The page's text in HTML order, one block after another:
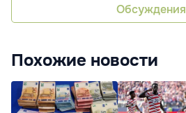
Обсуждения
Похожие новости